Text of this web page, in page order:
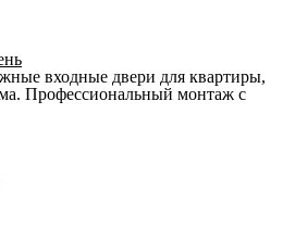
входные двери для квартиры,
Профессиональный монтаж с